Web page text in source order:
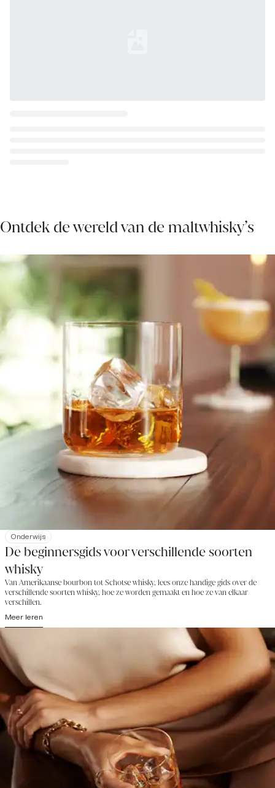
Ontdek de wereld van de maltwhisky’s
Onderwijs
De beginnersgids voor verschillende soorten
whisky
Van Amerikaanse bourbon tot Schotse whisky, lees onze handige gids over de
verschillende soorten whisky, hoe ze worden gemaakt en hoe ze van elkaar
verschillen.
Meer leren